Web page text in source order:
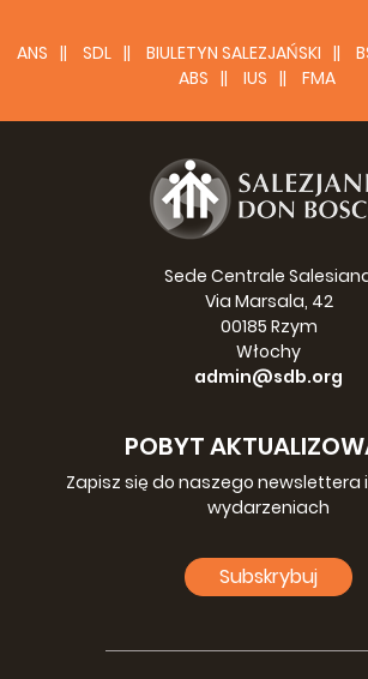
ANS SDL BIULETYN SALEZJAŃSKI
ABS
IUS FMA
Sede Centrale
Via Marsala, 42
00185 Rzym
Włochy
admin@sdb.org
POBYT
Zapisz się do naszego newslettera
wydarzeniach
Subskrybuj